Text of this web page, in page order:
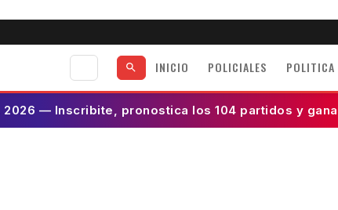
INICIO POLICIALES POLITICA
2026 — Inscribite, pronostica los 104 partidos y